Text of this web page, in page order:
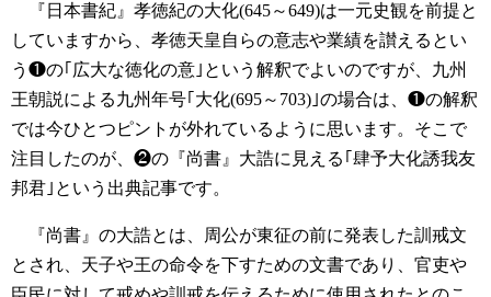
『日本書紀』孝徳紀の大化(645～649)は一元史観を前提と
していますから、孝徳天皇自らの意志や業績を讃えるとい
う❶の｢広大な徳化の意｣という解釈でよいのですが、九州
王朝説による九州年号｢大化(695～703)｣の場合は、❶の解釈
では今ひとつピントが外れているように思います。そこで
注目したのが、❷の『尚書』大誥に見える｢肆予大化誘我友
邦君｣という出典記事です。
『尚書』の大誥とは、周公が東征の前に発表した訓戒文
とされ、天子や王の命令を下すための文書であり、官吏や